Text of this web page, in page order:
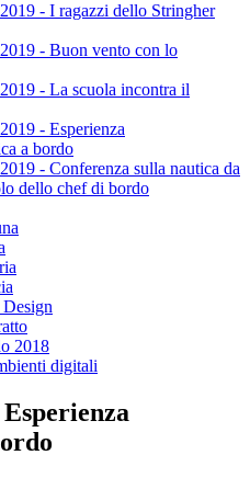
- I ragazzi dello Stringher
- Buon vento con lo
- La scuola incontra il
- Esperienza
a bordo
- Conferenza sulla nautica da
dello chef di bordo
2018
digitali